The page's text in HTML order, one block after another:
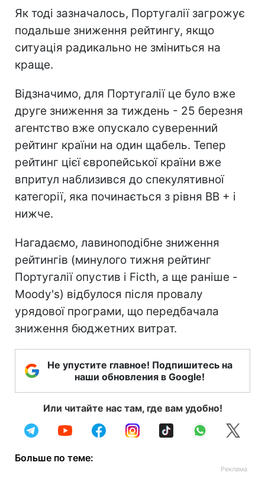
Як тоді зазначалось, Португалії загрожує
подальше зниження рейтингу, якщо
ситуація радикально не зміниться на
краще.
Відзначимо, для Португалії це було вже
друге зниження за тиждень - 25 березня
агентство вже опускало суверенний
рейтинг країни на один щабель. Тепер
рейтинг цієї європейської країни вже
впритул наблизився до спекулятивної
категорії, яка починається з рівня BB + і
нижче.
Нагадаємо, лавиноподібне зниження
рейтингів (минулого тижня рейтинг
Португалії опустив і Ficth, а ще раніше -
Moody's) відбулося після провалу
урядової програми, що передбачала
зниження бюджетних витрат.
Не упустите главное! Подпишитесь на
наши обновления в Google!
Или читайте нас там, где вам удобно!
Больше по теме: